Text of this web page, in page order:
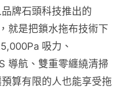
牌石頭科技推出的
就是把鎖水拖布技術下
吸力、
導航、雙重零纏繞清掃
算有限的人也能享受拖